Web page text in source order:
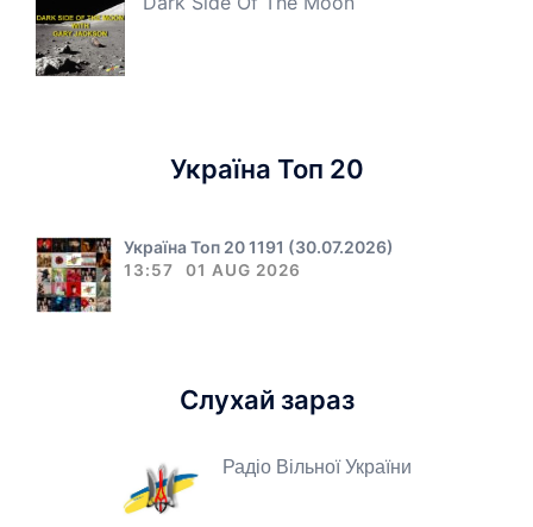
Україна Топ 20
Україна Топ 20 1191 (30.07.2026)
13:57 01 AUG 2026
Слухай зараз
Радіо Вільної України